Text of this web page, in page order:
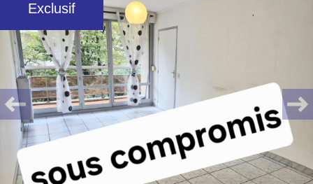
Exclusif